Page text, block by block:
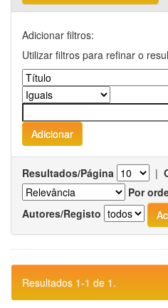
Adicionar filtros:
Utilizar filtros para refinar o
Resultados/Página |
Por
Autores/Registo
Resultados 1-1 de 1.